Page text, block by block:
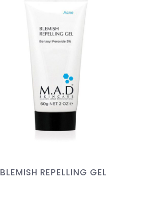
BLEMISH REPELLING GEL